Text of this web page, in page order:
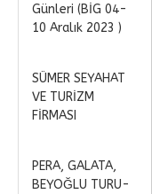
Günleri (BİG 04-
10 Aralık 2023 )
SÜMER SEYAHAT
VE TURİZM
FİRMASI
PERA, GALATA,
BEYOĞLU TURU-